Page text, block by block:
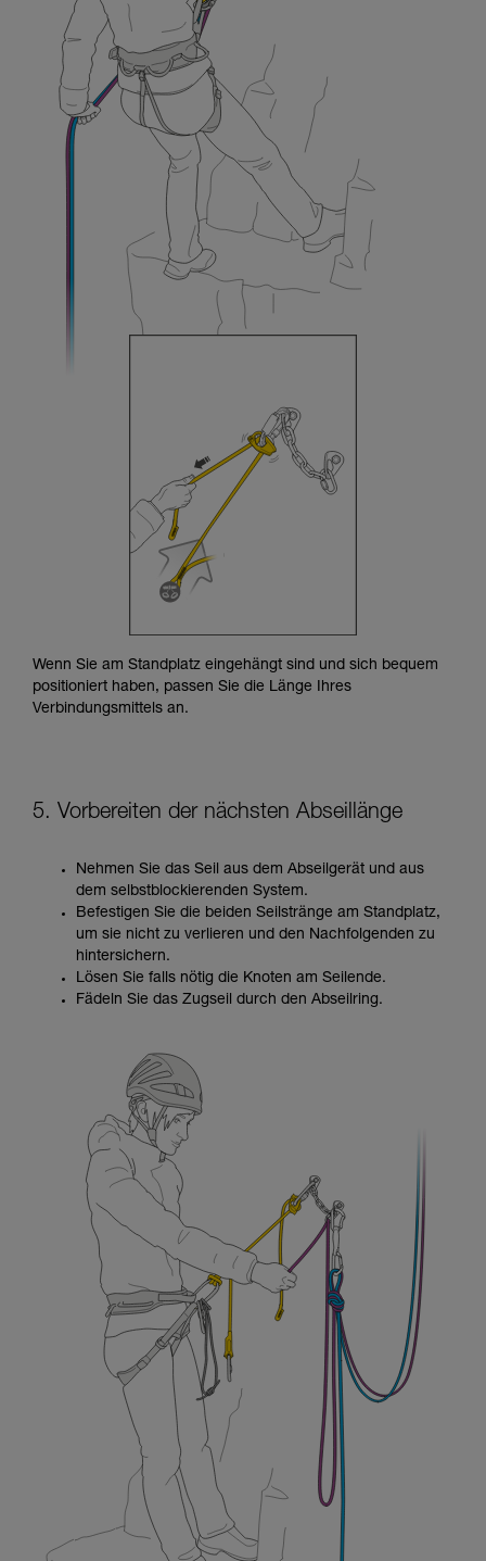
Wenn Sie am Standplatz eingehängt sind und sich bequem
positioniert haben, passen Sie die Länge Ihres
Verbindungsmittels an.
5. Vorbereiten der nächsten Abseillänge
Nehmen Sie das Seil aus dem Abseilgerät und aus
dem selbstblockierenden System.
Befestigen Sie die beiden Seilstränge am Standplatz,
um sie nicht zu verlieren und den Nachfolgenden zu
hintersichern.
Lösen Sie falls nötig die Knoten am Seilende.
Fädeln Sie das Zugseil durch den Abseilring.